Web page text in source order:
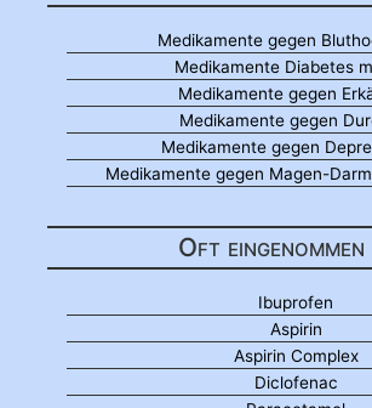
Medikamente gegen
Medikamente Diabetes
Medikamente gegen
Medikamente gegen
Medikamente gegen
Medikamente gegen Magen-
Oft eingenommen
Ibuprofen
Aspirin
Aspirin Complex
Diclofenac